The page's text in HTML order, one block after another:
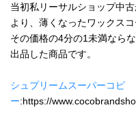
当初私リーサルショップ中
より、薄くなったワックス
その価格の4分の1未満なら
出品した商品です。
シュプリームスーパーコピ
ー:https://